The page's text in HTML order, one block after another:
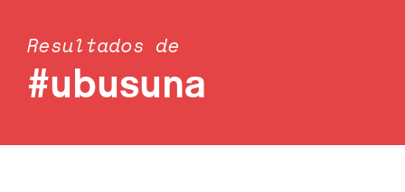
Resultados de
#ubusuna